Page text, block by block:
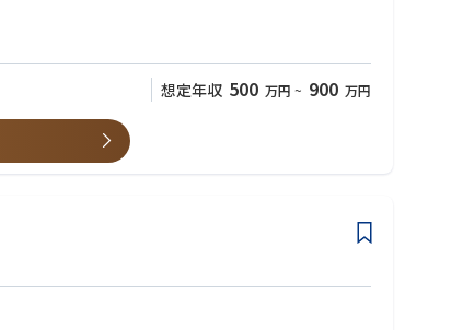
ダクトに携わることができます。
想定年収 500 万円 ~ 900 万円